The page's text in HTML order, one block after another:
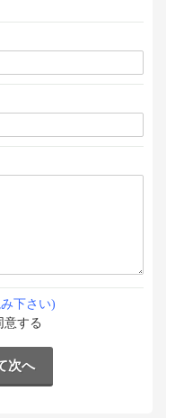
下さい)
意する